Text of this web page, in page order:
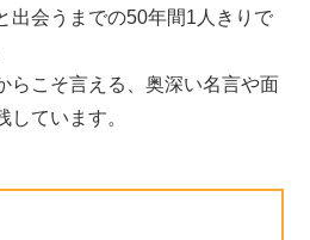
出会うまでの50年間1人きりで
らこそ言える、奥深い名言や面
しています。